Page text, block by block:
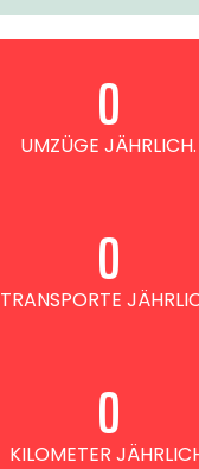
UMZÜGE JÄHRLICH.
0
TRANSPORTE
0
KILOMETER
0